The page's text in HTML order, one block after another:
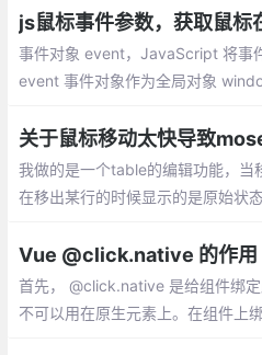
ener() 的第三个参数可以是个对象
ssive就是告诉浏览器我可不可以用
pagation...
js鼠标事件参数，获取鼠标
事件对象 event，JavaScript 将事
event 事件对象作为全局对象
我做的是一个table的编辑功能，当
在移出某行的时候显示的是原始状
的mouseleave事件压根儿就没有执
Vue @click.native 的作用
首先， @click.native 是给组件绑定
不可以用在原生元素上。在组件上